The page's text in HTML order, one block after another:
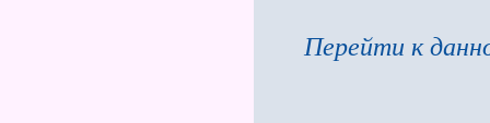
Перейти к